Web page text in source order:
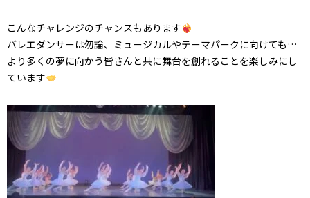
こんなチャレンジのチャンスもあります
バレエダンサーは勿論、ミュージカルやテーマパークに向けても…
より多くの夢に向かう皆さんと共に舞台を創れることを楽しみにし
ています